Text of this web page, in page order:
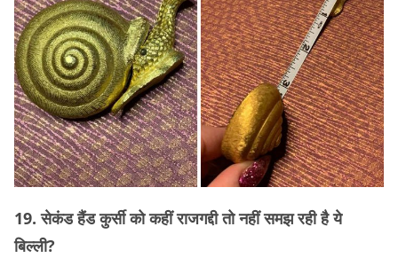
19. सेकंड हैंड कुर्सी को कहीं राजगद्दी तो नहीं समझ रही है ये
बिल्ली?